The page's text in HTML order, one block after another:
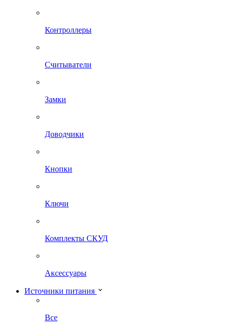
Контроллеры
Считыватели
Замки
Доводчики
Кнопки
Ключи
Комплекты СКУД
Аксессуары
Источники питания
Все